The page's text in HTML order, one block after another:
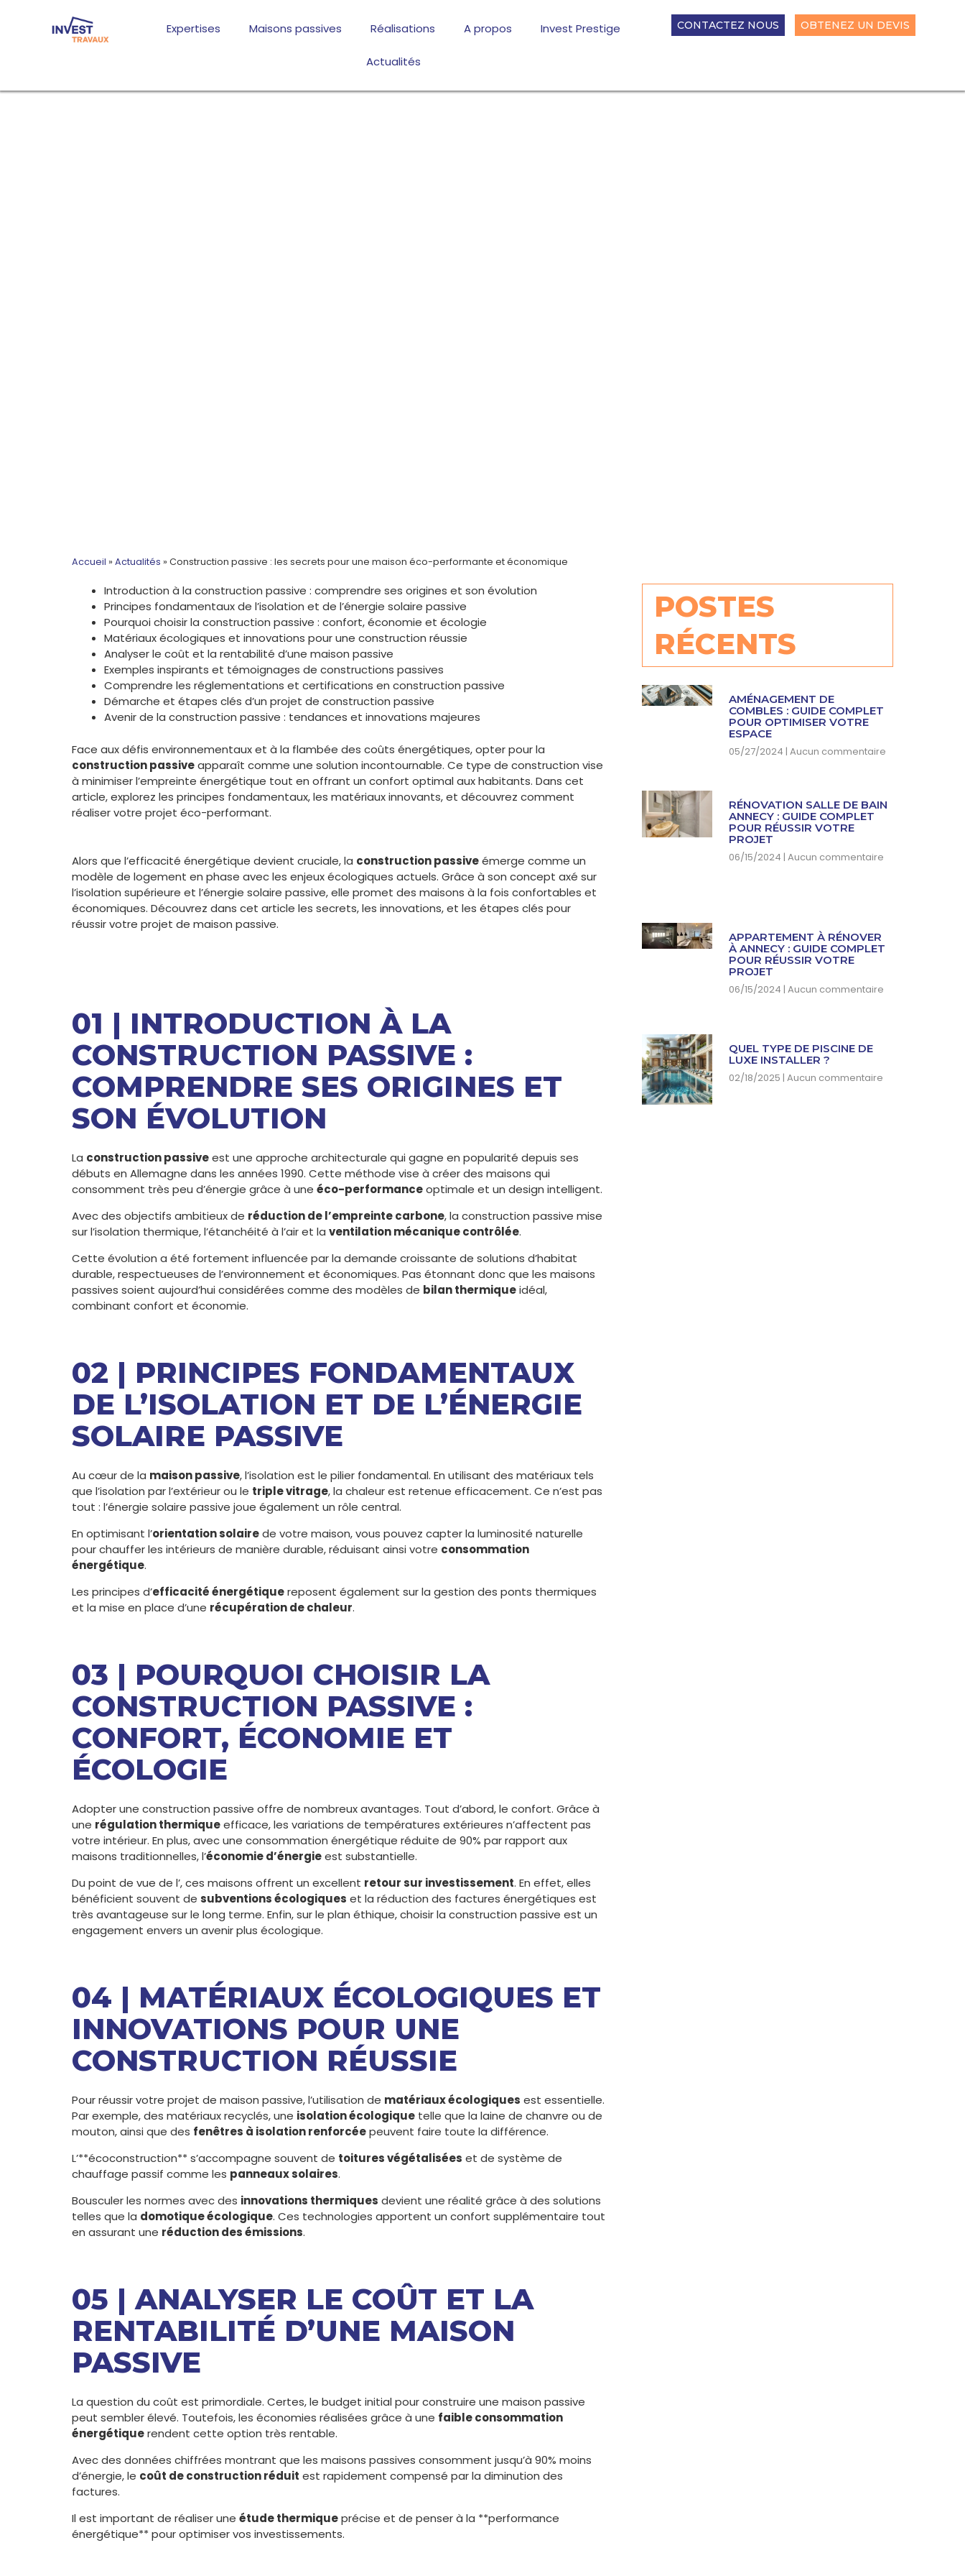
Expertises Maisons passives Réalisations A propos Invest Prestige
Actualités
CONTACTEZ NOUS OBTENEZ UN DEVIS
Accueil » Actualités » Construction passive : les secrets pour une maison éco-performante et économique
Introduction à la construction passive : comprendre ses origines et son évolution
Principes fondamentaux de l’isolation et de l’énergie solaire passive
Pourquoi choisir la construction passive : confort, économie et écologie
Matériaux écologiques et innovations pour une construction réussie
Analyser le coût et la rentabilité d’une maison passive
Exemples inspirants et témoignages de constructions passives
Comprendre les réglementations et certifications en construction passive
Démarche et étapes clés d’un projet de construction passive
Avenir de la construction passive : tendances et innovations majeures
Face aux défis environnementaux et à la flambée des coûts énergétiques, opter pour la
construction passiveapparaît comme une solution incontournable. Ce type de construction vise
à minimiser l’empreinte énergétique tout en offrant un confort optimal aux habitants. Dans cet
article, explorez les principes fondamentaux, les matériaux innovants, et découvrez comment
réaliser votre projet éco-performant.
Alors que l’efficacité énergétique devient cruciale, la construction passiveémerge comme un
modèle de logement en phase avec les enjeux écologiques actuels. Grâce à son concept axé sur
l’isolation supérieure et l’énergie solaire passive, elle promet des maisons à la fois confortables et
économiques. Découvrez dans cet article les secrets, les innovations, et les étapes clés pour
réussir votre projet de maison passive.
01 | INTRODUCTION À LA
CONSTRUCTION PASSIVE :
COMPRENDRE SES ORIGINES ET
SON ÉVOLUTION
La construction passiveest une approche architecturale qui gagne en popularité depuis ses
débuts en Allemagne dans les années 1990. Cette méthode vise à créer des maisons qui
consomment très peu d’énergie grâce à une éco-performanceoptimale et un design intelligent.
Avec des objectifs ambitieux de réduction de l’empreinte carbone, la construction passive mise
sur l’isolation thermique, l’étanchéité à l’air et la ventilation mécanique contrôlée.
Cette évolution a été fortement influencée par la demande croissante de solutions d’habitat
durable, respectueuses de l’environnement et économiques. Pas étonnant donc que les maisons
passives soient aujourd’hui considérées comme des modèles de bilan thermiqueidéal,
combinant confort et économie.
02 | PRINCIPES FONDAMENTAUX
DE L’ISOLATION ET DE L’ÉNERGIE
SOLAIRE PASSIVE
Au cœur de la maison passive, l’isolation est le pilier fondamental. En utilisant des matériaux tels
que l’isolation par l’extérieur ou le triple vitrage, la chaleur est retenue efficacement. Ce n’est pas
tout : l’énergie solaire passive joue également un rôle central.
En optimisant l’orientation solairede votre maison, vous pouvez capter la luminosité naturelle
pour chauffer les intérieurs de manière durable, réduisant ainsi votre consommation
énergétique.
Les principes d’efficacité énergétiquereposent également sur la gestion des ponts thermiques
et la mise en place d’une récupération de chaleur.
03 | POURQUOI CHOISIR LA
CONSTRUCTION PASSIVE :
CONFORT, ÉCONOMIE ET
ÉCOLOGIE
Adopter une construction passive offre de nombreux avantages. Tout d’abord, le confort. Grâce à
une régulation thermiqueefficace, les variations de températures extérieures n’affectent pas
votre intérieur. En plus, avec une consommation énergétique réduite de 90% par rapport aux
maisons traditionnelles, l’économie d’énergieest substantielle.
Du point de vue de l’, ces maisons offrent un excellent retour sur investissement. En effet, elles
bénéficient souvent de subventions écologiques et la réduction des factures énergétiques est
très avantageuse sur le long terme. Enfin, sur le plan éthique, choisir la construction passive est un
engagement envers un avenir plus écologique.
04 | MATÉRIAUX ÉCOLOGIQUES ET
INNOVATIONS POUR UNE
CONSTRUCTION RÉUSSIE
Pour réussir votre projet de maison passive, l’utilisation de matériaux écologiques est essentielle.
Par exemple, des matériaux recyclés, une isolation écologique telle que la laine de chanvre ou de
mouton, ainsi que des fenêtres à isolation renforcéepeuvent faire toute la différence.
L’**écoconstruction** s’accompagne souvent de toitures végétalisées et de système de
chauffage passif comme les panneaux solaires.
Bousculer les normes avec des innovations thermiques devient une réalité grâce à des solutions
telles que la domotique écologique. Ces technologies apportent un confort supplémentaire tout
en assurant une réduction des émissions.
05 | ANALYSER LE COÛT ET LA
RENTABILITÉ D’UNE MAISON
PASSIVE
La question du coût est primordiale. Certes, le budget initial pour construire une maison passive
peut sembler élevé. Toutefois, les économies réalisées grâce à une faible consommation
énergétiquerendent cette option très rentable.
Avec des données chiffrées montrant que les maisons passives consomment jusqu’à 90% moins
d’énergie, le coût de construction réduit est rapidement compensé par la diminution des
factures.
Il est important de réaliser une étude thermiqueprécise et de penser à la **performance
énergétique** pour optimiser vos investissements.
POSTES
RÉCENTS
AMÉNAGEMENT DE
COMBLES : GUIDE COMPLET
POUR OPTIMISER VOTRE
ESPACE
05/27/2024 Aucun commentaire
RÉNOVATION SALLE DE BAIN
ANNECY : GUIDE COMPLET
POUR RÉUSSIR VOTRE
PROJET
06/15/2024 Aucun commentaire
APPARTEMENT À RÉNOVER
À ANNECY : GUIDE COMPLET
POUR RÉUSSIR VOTRE
PROJET
06/15/2024 Aucun commentaire
QUEL TYPE DE PISCINE DE
LUXE INSTALLER ?
02/18/2025 Aucun commentaire